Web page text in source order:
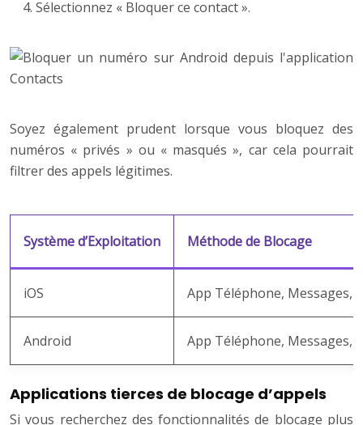
Sélectionnez « Bloquer ce contact ».
Soyez également prudent lorsque vous bloquez des
numéros « privés » ou « masqués », car cela pourrait
filtrer des appels légitimes.
Système d’Exploitation Méthode de Blocage
iOS App Téléphone, Messages,
Android App Téléphone, Messages,
Applications tierces de blocage d’appels
Si vous recherchez des fonctionnalités de blocage plus